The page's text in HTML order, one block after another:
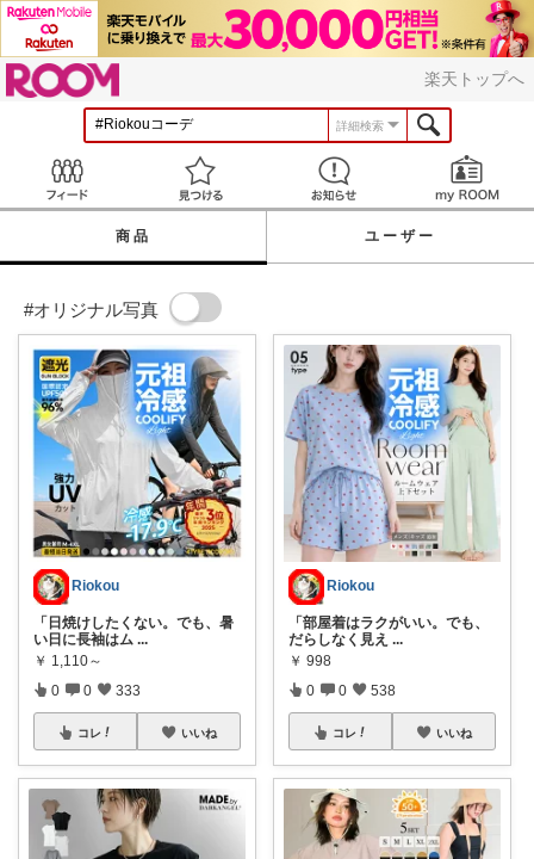
楽天トップへ
詳細検索
見つける お知らせ
商品 ユーザー
#オリジナル写真
Riokou
「日焼けしたくない。でも、暑
い日に長袖はム ...
￥ 1,110～
0 0 333
コレ いいね
Riokou
「部屋着はラクがいい。でも、
だらしなく見え ...
￥ 998
0 0 538
コレ いいね